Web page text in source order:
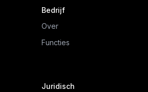
Bedrijf
Over
Functies
Juridisch